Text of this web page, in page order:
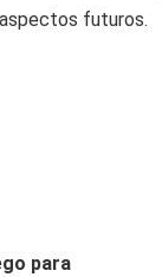
futuros.
para